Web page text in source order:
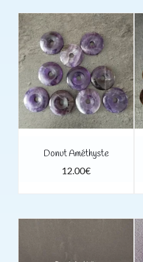
Donut Améthyste
12.00€